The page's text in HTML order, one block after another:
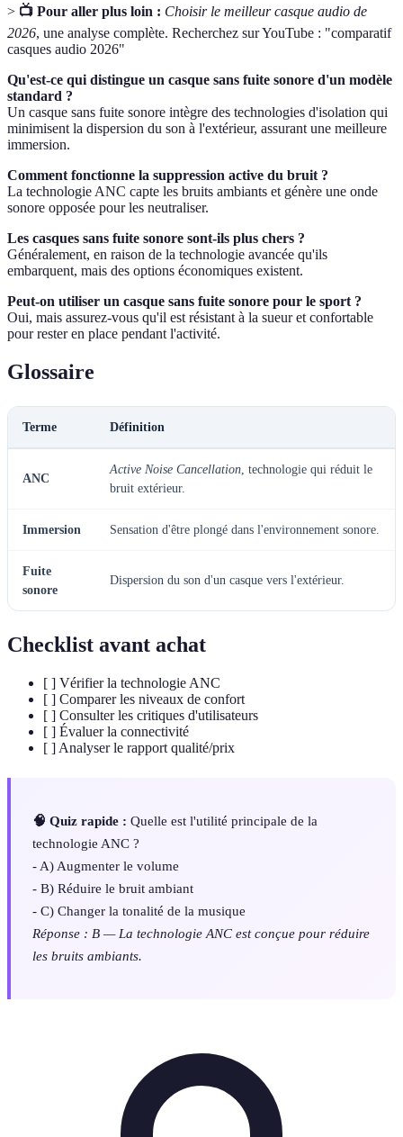
> 📺 Pour aller plus loin : Choisir le meilleur casque audio de
2026, une analyse complète. Recherchez sur YouTube : "comparatif
casques audio 2026"
Qu'est-ce qui distingue un casque sans fuite sonore d'un modèle
standard ?
Un casque sans fuite sonore intègre des technologies d'isolation qui
minimisent la dispersion du son à l'extérieur, assurant une meilleure
immersion.
Comment fonctionne la suppression active du bruit ?
La technologie ANC capte les bruits ambiants et génère une onde
sonore opposée pour les neutraliser.
Les casques sans fuite sonore sont-ils plus chers ?
Généralement, en raison de la technologie avancée qu'ils
embarquent, mais des options économiques existent.
Peut-on utiliser un casque sans fuite sonore pour le sport ?
Oui, mais assurez-vous qu'il est résistant à la sueur et confortable
pour rester en place pendant l'activité.
Glossaire
Terme Définition
ANC
Active Noise Cancellation, technologie qui réduit le
bruit extérieur.
Immersion Sensation d'être plongé dans l'environnement sonore.
Fuite
sonore
Dispersion du son d'un casque vers l'extérieur.
Checklist avant achat
[ ] Vérifier la technologie ANC
[ ] Comparer les niveaux de confort
[ ] Consulter les critiques d'utilisateurs
[ ] Évaluer la connectivité
[ ] Analyser le rapport qualité/prix
🧠 Quiz rapide : Quelle est l'utilité principale de la
technologie ANC ?
- A) Augmenter le volume
- B) Réduire le bruit ambiant
- C) Changer la tonalité de la musique
Réponse : B — La technologie ANC est conçue pour réduire
les bruits ambiants.